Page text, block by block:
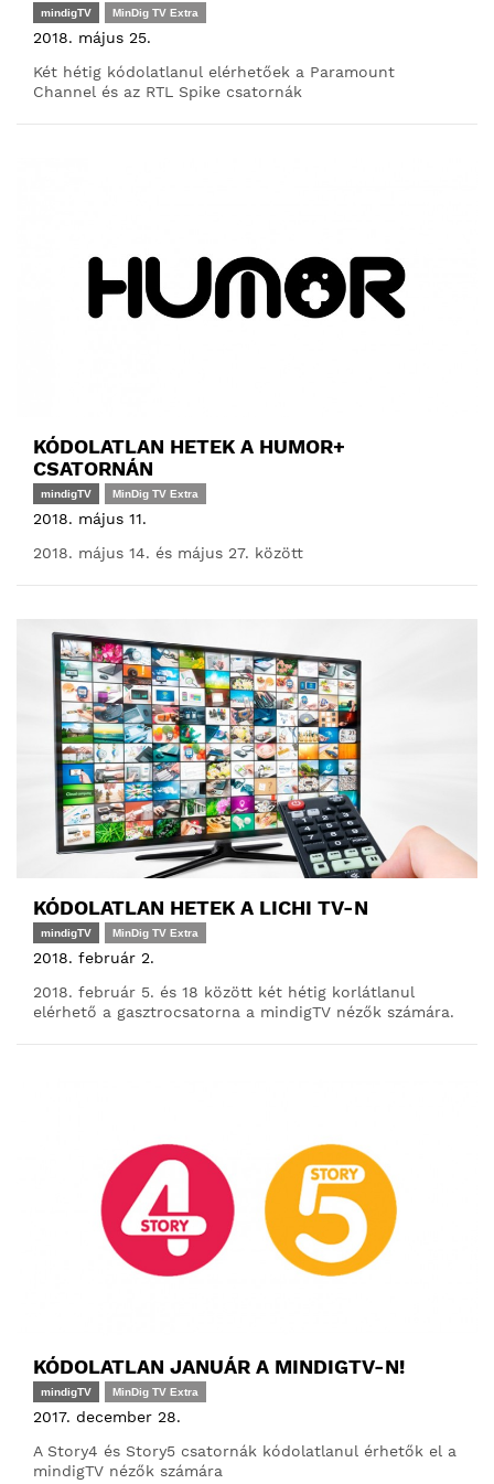
mindigTV MinDig TV Extra
2018. május 25.
Két hétig kódolatlanul elérhetőek a Paramount
Channel és az RTL Spike csatornák
KÓDOLATLAN HETEK A HUMOR+
CSATORNÁN
mindigTV MinDig TV Extra
2018. május 11.
2018. május 14. és május 27. között
KÓDOLATLAN HETEK A LICHI TV-N
mindigTV MinDig TV Extra
2018. február 2.
2018. február 5. és 18 között két hétig korlátlanul
elérhető a gasztrocsatorna a mindigTV nézők számára.
KÓDOLATLAN JANUÁR A MINDIGTV-N!
mindigTV MinDig TV Extra
2017. december 28.
A Story4 és Story5 csatornák kódolatlanul érhetők el a
mindigTV nézők számára